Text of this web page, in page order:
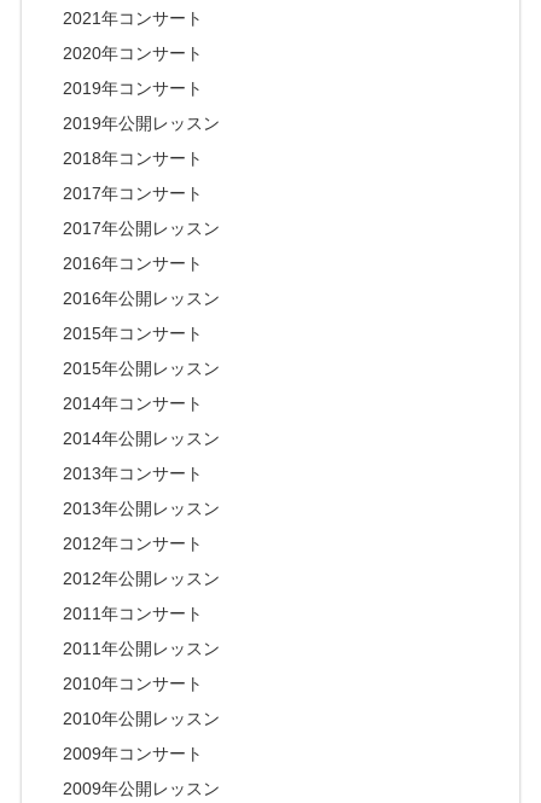
2021年コンサート
2020年コンサート
2019年コンサート
2019年公開レッスン
2018年コンサート
2017年コンサート
2017年公開レッスン
2016年コンサート
2016年公開レッスン
2015年コンサート
2015年公開レッスン
2014年コンサート
2014年公開レッスン
2013年コンサート
2013年公開レッスン
2012年コンサート
2012年公開レッスン
2011年コンサート
2011年公開レッスン
2010年コンサート
2010年公開レッスン
2009年コンサート
2009年公開レッスン